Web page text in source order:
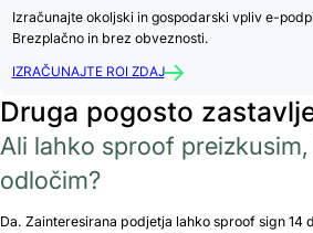
Izračunajte okoljski in gospodarski vpliv e-
Brezplačno in brez obveznosti.
IZRAČUNAJTE ROI ZDAJ
Druga pogosto
Ali lahko sproof
odločim?
Da. Zainteresirana podjetja lahko sproof sign 14